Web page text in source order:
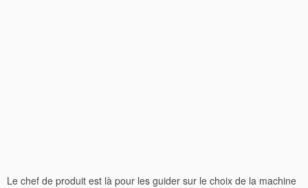
Le chef de produit est là pour les guider sur le choix de la machine